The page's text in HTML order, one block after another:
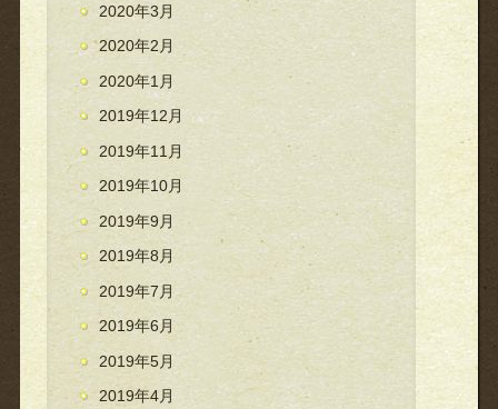
2020年3月
2020年2月
2020年1月
2019年12月
2019年11月
2019年10月
2019年9月
2019年8月
2019年7月
2019年6月
2019年5月
2019年4月